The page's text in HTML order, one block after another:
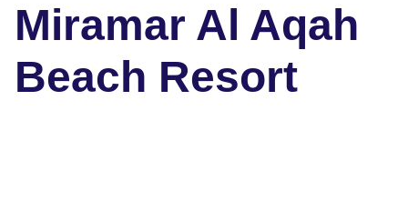
Miramar Al Aqah
Beach Resort